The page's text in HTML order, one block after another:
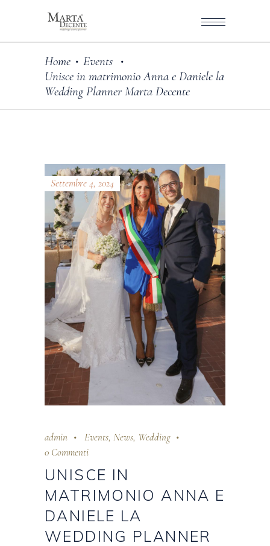
Home • Events •
Unisce in matrimonio Anna e Daniele la
Wedding Planner Marta Decente
Settembre 4, 2024
admin Events, News, Wedding
0 Commenti
UNISCE IN
MATRIMONIO ANNA E
DANIELE LA
WEDDING PLANNER